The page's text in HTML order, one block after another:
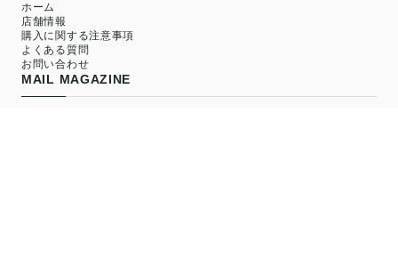
ホーム
店舗情報
購入に関する注意事項
よくある質問
お問い合わせ
MAIL MAGAZINE